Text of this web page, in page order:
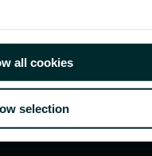
all cookies
selection